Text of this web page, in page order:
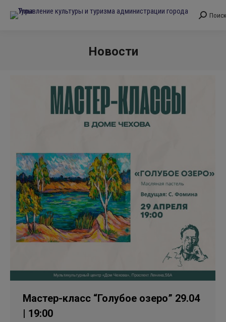
Поиск:
Поиск
Новости
Мастер-класс “Голубое озеро” 29.04
| 19:00